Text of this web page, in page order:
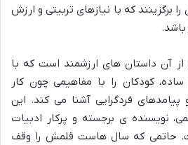
برگزینند که با نیازهای تربیتی و ارزش
از آن داستان های ارزشمند است که با
کودکان را با مفاهیمی چون کار
فردگرایی آشنا می کند. این
نویسنده ی برجسته و پرکار ادبیات
حاتمی که سال هاست قلمش را وقف